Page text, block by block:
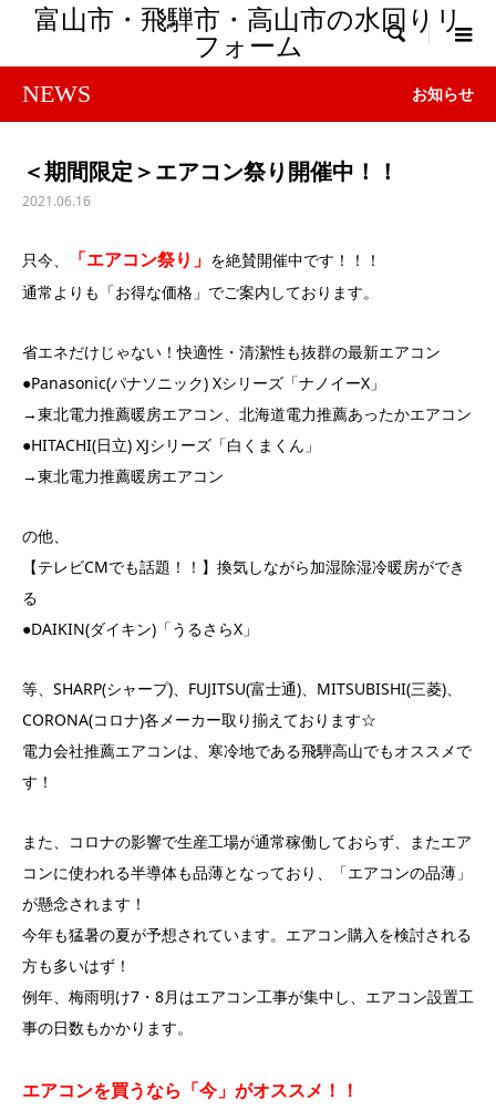
富山市・飛騨市・高山市の水回りリ
フォーム

NEWS お知らせ
＜期間限定＞エアコン祭り開催中！！
2021.06.16
只今、 「エアコン祭り」 を絶賛開催中です！！！
通常よりも「お得な価格」でご案内しております。
省エネだけじゃない！快適性・清潔性も抜群の最新エアコン
●Panasonic(パナソニック) Xシリーズ「ナノイーX」
→東北電力推薦暖房エアコン、北海道電力推薦あったかエアコン
●HITACHI(日立) XJシリーズ「白くまくん」
→東北電力推薦暖房エアコン
の他、
【テレビCMでも話題！！】換気しながら加湿除湿冷暖房ができ
る
●DAIKIN(ダイキン)「うるさらX」
等、SHARP(シャープ)、FUJITSU(富士通)、MITSUBISHI(三菱)、
CORONA(コロナ)各メーカー取り揃えております☆
電力会社推薦エアコンは、寒冷地である飛騨高山でもオススメで
す！
また、コロナの影響で生産工場が通常稼働しておらず、またエア
コンに使われる半導体も品薄となっており、「エアコンの品薄」
が懸念されます！
今年も猛暑の夏が予想されています。エアコン購入を検討される
方も多いはず！
例年、梅雨明け7・8月はエアコン工事が集中し、エアコン設置工
事の日数もかかります。
エアコンを買うなら「今」がオススメ！！